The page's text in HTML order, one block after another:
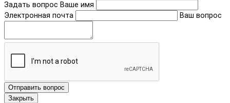
Задать вопрос Ваше имя
Электронная почта
Ваш вопрос
Отправить вопрос
Закрыть